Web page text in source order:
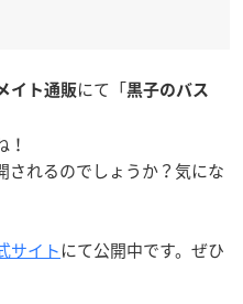
イト通販にて「黒子のバス
されるのでしょうか？気にな
サイトにて公開中です。ぜひ